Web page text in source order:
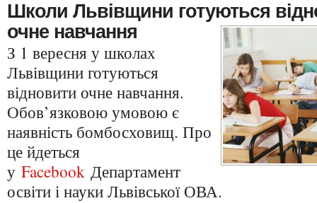
Школи Львівщини готуються
очне навчання
З 1 вересня у школах
Львівщини готуються
відновити очне навчання.
Обов’язковою умовою є
наявність бомбосховищ. Про
це йдеться
у Facebook Департамент
освіти і науки Львівської ОВА.